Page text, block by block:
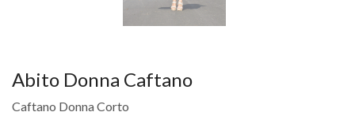
Abito Donna Caftano
Caftano Donna Corto